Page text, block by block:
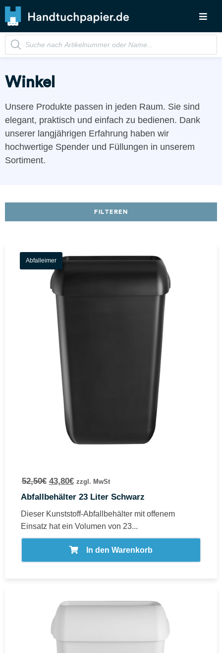
Winkel
Unsere Produkte passen in jeden Raum. Sie sind
elegant, praktisch und einfach zu bedienen. Dank
unserer langjährigen Erfahrung haben wir
hochwertige Spender und Füllungen in unserem
Sortiment.
FILTEREN
Abfalleimer
52,50€ 43,80€ zzgl. MwSt
Abfallbehälter 23 Liter Schwarz
Dieser Kunststoff-Abfallbehälter mit offenem
Einsatz hat ein Volumen von 23...
In den Warenkorb